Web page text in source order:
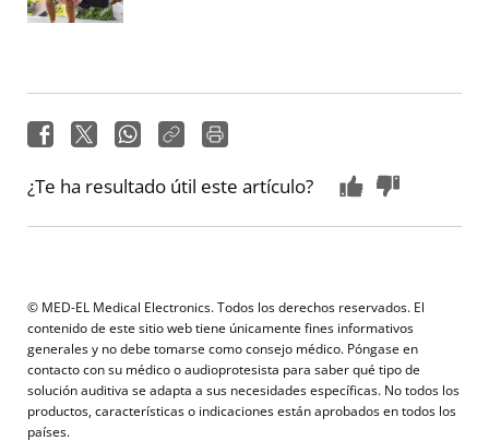
¿Te ha resultado útil este artículo?
© MED-EL Medical Electronics. Todos los derechos reservados. El
contenido de este sitio web tiene únicamente fines informativos
generales y no debe tomarse como consejo médico. Póngase en
contacto con su médico o audioprotesista para saber qué tipo de
solución auditiva se adapta a sus necesidades específicas. No todos los
productos, características o indicaciones están aprobados en todos los
países.